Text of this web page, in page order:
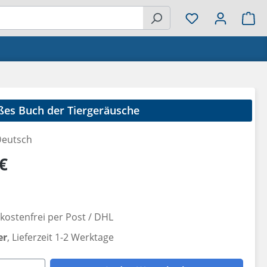
Buch der Tiergeräusche
per Post / DHL
, Lieferzeit 1-2 Werktage